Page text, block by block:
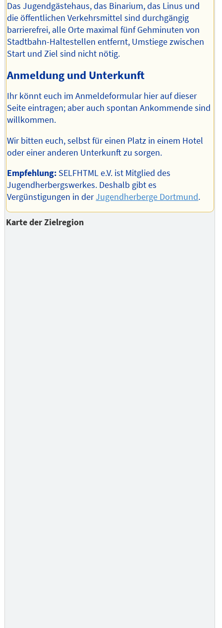
Das Jugendgästehaus, das Binarium, das Linus und
die öffentlichen Verkehrsmittel sind durchgängig
barrierefrei, alle Orte maximal fünf Gehminuten von
Stadtbahn-Haltestellen entfernt, Umstiege zwischen
Start und Ziel sind nicht nötig.
Anmeldung und Unterkunft
Ihr könnt euch im Anmeldeformular hier auf dieser
Seite eintragen; aber auch spontan Ankommende sind
willkommen.
Wir bitten euch, selbst für einen Platz in einem Hotel
oder einer anderen Unterkunft zu sorgen.
Empfehlung: SELFHTML e.V. ist Mitglied des
Jugendherbergswerkes. Deshalb gibt es
Vergünstigungen in derJugendherberge Dortmund.
Karte der Zielregion